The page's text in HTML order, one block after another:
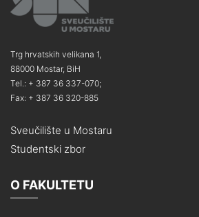
Trg hrvatskih velikana 1,
88000 Mostar, BiH
Tel.: + 387 36 337-070;
Fax: + 387 36 320-885
Sveučilište u Mostaru
Studentski zbor
O FAKULTETU